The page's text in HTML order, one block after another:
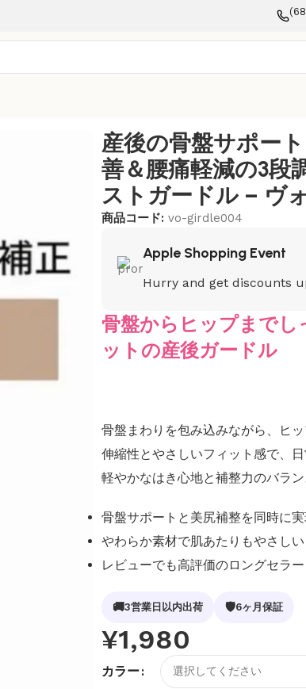
産後の骨盤サポー
善＆腰痛軽減の3段
ストガードル – ヴ
商品コード: vo-girdle004
Apple Shopping Event
Hurry and get discounts
骨盤からヒップまでし
ットの産後ガードル
骨盤まわりを包み込みながら、ヒ
伸縮性とやさしいフィット感で、
軽やかなはき心地と補整力のバラ
骨盤サポートと美尻補整を同時に実
やわらか素材で肌あたりもやさしい
レビューでも高評価のロングセラー
🚚3営業日以内出荷 🛡6ヶ月保証
¥1,980
カラー